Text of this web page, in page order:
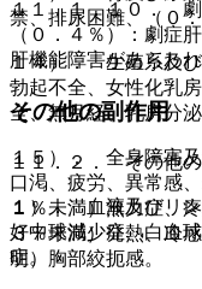
禁、排尿困難、（０
１４）． 生殖系及び
勃起不全、女性化乳
全、無月経、乳房分
１５）． 全身障害及
口渇、疲労、異常感
１％未満）無力症、
３％未満）発熱、冷
明）胸部絞扼感。
１１．１．１０． 劇
（０．４％）：劇症
肝機能障害があらわ
その他の副作用
１１．２． その他
１）． 血液及びリン
好中球減少症、白血
症。